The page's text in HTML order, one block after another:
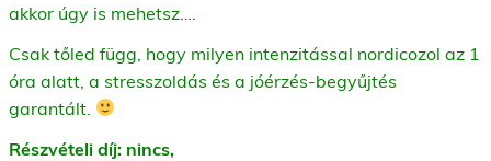
akkor úgy is mehetsz….
Csak tőled függ, hogy milyen intenzitással nordicozol az 1
óra alatt, a stresszoldás és a jóérzés-begyűjtés
garantált.
Részvételi díj: nincs,